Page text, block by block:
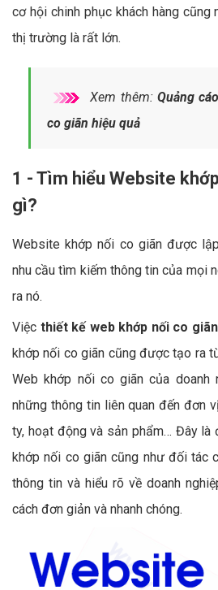
cơ hội chinh phục khách hàng cũng
thị trường là rất lớn.
Xem thêm: Quảng
co giãn hiệu quả
1 - Tìm hiểu Website
gì?
Website khớp nối co giãn được
nhu cầu tìm kiếm thông tin của mọi
ra nó.
Việc thiết kế web khớp nối co giãn
khớp nối co giãn cũng được tạo ra
Web khớp nối co giãn của doanh
những thông tin liên quan đến đơn
ty, hoạt động và sản phẩm… Đây là
khớp nối co giãn cũng như đối tác
thông tin và hiểu rõ về doanh
cách đơn giản và nhanh chóng.